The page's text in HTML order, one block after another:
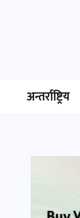
अन्तर्राष्ट्रिय